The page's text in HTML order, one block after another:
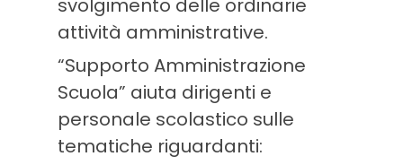
svolgimento delle ordinarie
attività amministrative.
“Supporto Amministrazione
Scuola” aiuta dirigenti e
personale scolastico sulle
tematiche riguardanti: